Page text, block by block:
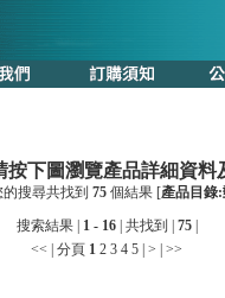
按下圖瀏覽產品詳細資料
的搜尋共找到 75 個結果 [產品目錄
搜索結果 |
1 - 16| 共找到 | 75|
<< | 分頁 1 2 3 4 5 > >>